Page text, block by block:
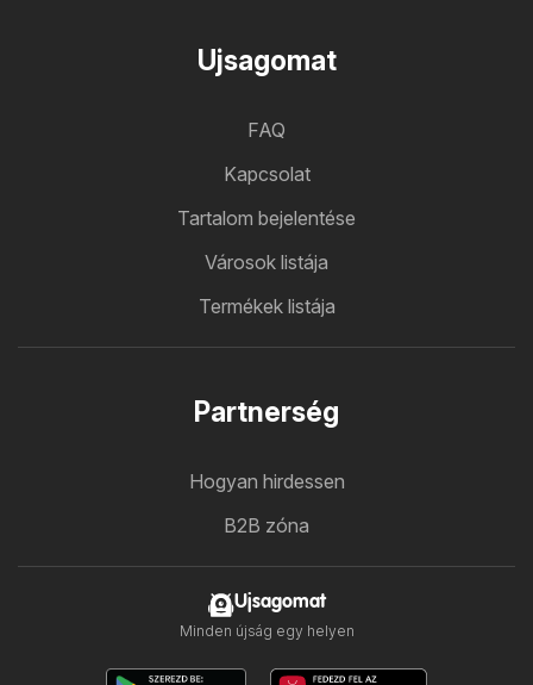
Ujsagomat
FAQ
Kapcsolat
Tartalom bejelentése
Városok listája
Termékek listája
Partnerség
Hogyan hirdessen
B2B zóna
Ujsagomat
Minden újság egy helyen